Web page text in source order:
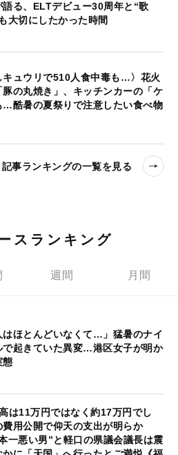
語る、ELTデビュー30周年と“歌
大切にしたかった時間
キュウリで510人食中毒も…〉花火
豚の丸焼き」、キッチンカーの「ケ
…酷暑の夏祭りで注意したい食べ物
記事ランキングの一覧を見る
スランキング
週間 月間
はほとんどいなくて…」猛暑のナイ
で起きていた異変…港区女子が明か
態
高は11万円ではなく約17万円でし
費用公開で仰天の支出が明らか
一悪い男”と軽口の県議会議長は震